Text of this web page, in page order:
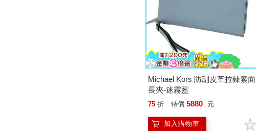
Michael Kors 防刮皮革拉鍊素面
長夾-迷霧藍
75 折 特價 5880 元
加入購物車